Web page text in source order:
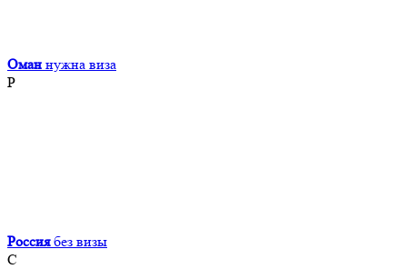
Оман нужна виза
Р
Россия без визы
С